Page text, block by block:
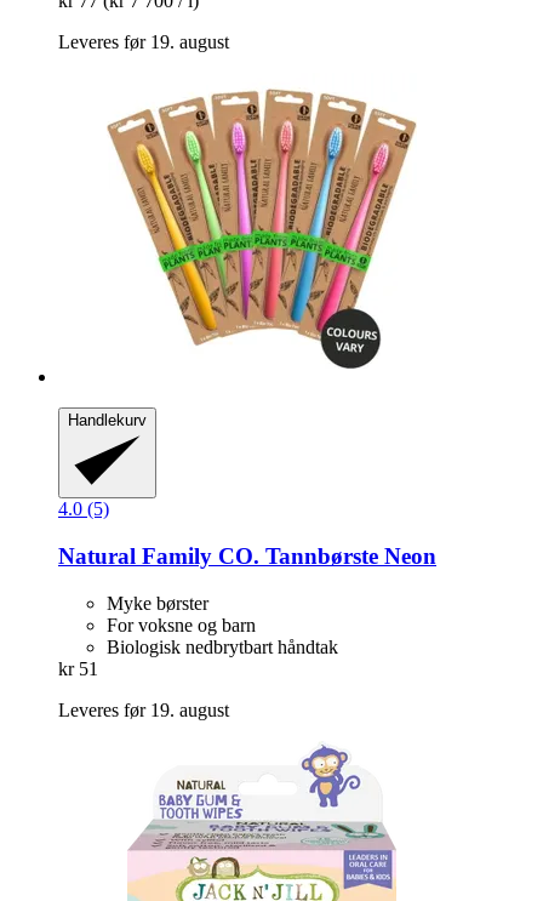
Leveres før 19. august
Handlekurv
4.0 (5)
Natural Family CO. Tannbørste Neon
Myke børster
For voksne og barn
Biologisk nedbrytbart håndtak
kr 51
Leveres før 19. august